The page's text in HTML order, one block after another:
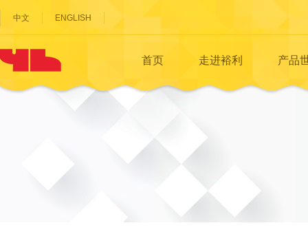
中文 ENGLISH
首页 走进裕利 产品